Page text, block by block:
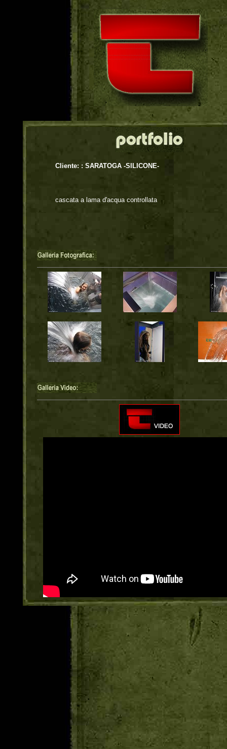
Cliente: : SARATOGA -SILICONE-
cascata a lama d'acqua controllata